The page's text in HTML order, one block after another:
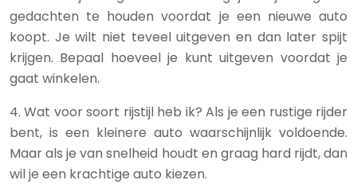
gedachten te houden voordat je een nieuwe auto
koopt. Je wilt niet teveel uitgeven en dan later spijt
krijgen. Bepaal hoeveel je kunt uitgeven voordat je
gaat winkelen.
4. Wat voor soort rijstijl heb ik? Als je een rustige rijder
bent, is een kleinere auto waarschijnlijk voldoende.
Maar als je van snelheid houdt en graag hard rijdt, dan
wil je een krachtige auto kiezen.